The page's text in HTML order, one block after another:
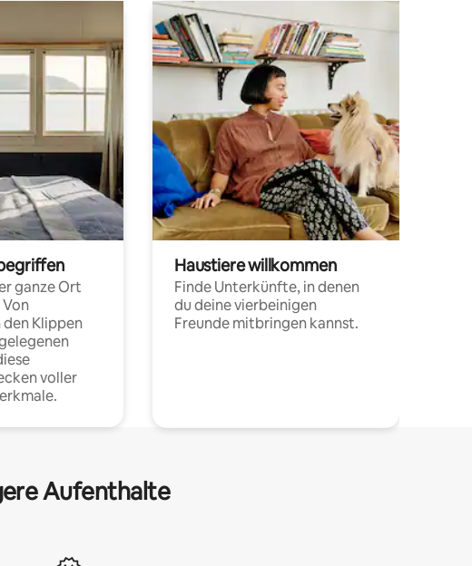
ganze Ort
Klippen
voller
Haustiere willkommen
Finde Unterkünfte, in denen
du deine vierbeinigen
Freunde mitbringen kannst.
Aufenthalte